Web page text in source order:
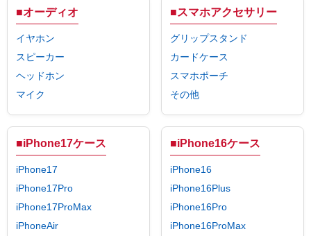
■オーディオ
イヤホン
スピーカー
ヘッドホン
マイク
■スマホアクセサリー
グリップスタンド
カードケース
スマホポーチ
その他
■iPhone17ケース
iPhone17
iPhone17Pro
iPhone17ProMax
iPhoneAir
■iPhone16ケース
iPhone16
iPhone16Plus
iPhone16Pro
iPhone16ProMax